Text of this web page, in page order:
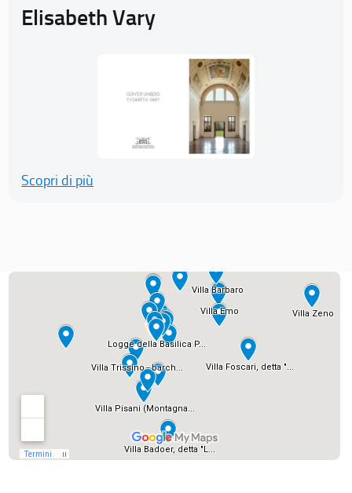
Elisabeth Vary
Scopri di più